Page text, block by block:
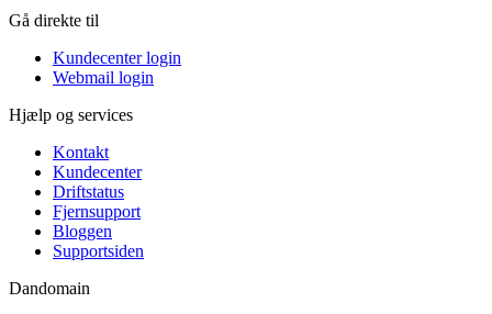
Gå direkte til
Kundecenter login
Webmail login
Hjælp og services
Kontakt
Kundecenter
Driftstatus
Fjernsupport
Bloggen
Supportsiden
Dandomain